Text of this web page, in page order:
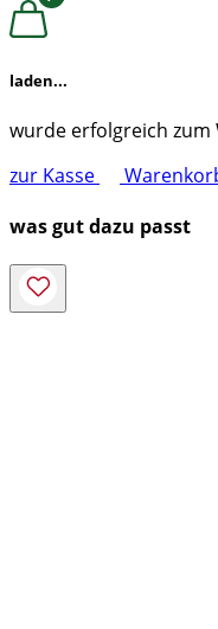
laden...
wurde erfolgreich
zur Kasse
was gut dazu passt